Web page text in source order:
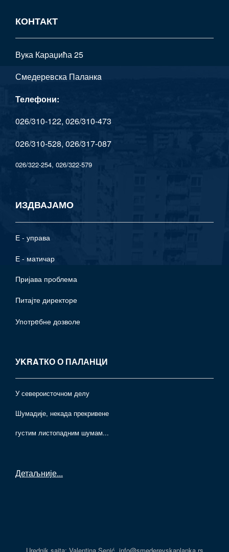
КОНТАКТ
Вука Караџића 25
Смедеревска Паланкa
Телефони:
026/310-122, 026/310-473
026/310-528, 026/317-087
026/322-254, 026/322-579
ИЗДВАЈАМО
Е - управа
Е - матичар
Пријава проблема
Питајте директоре
Употрeбне дозволе
УKRAТКО О ПАЛАНЦИ
У североисточном делу
Шумадије, некада прекривене
густим листопадним шумам...
Детаљније...